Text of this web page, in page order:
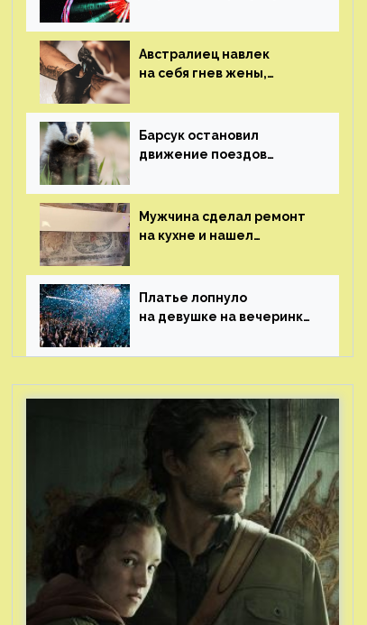
Австралиец навлек
на себя гнев жены,
с ее неудачной
фотографией
Барсук остановил
движение поездов
Мужчина сделал ремонт
на кухне и нашел
возрастом 400 лет
Платье лопнуло
на девушке на вечеринке